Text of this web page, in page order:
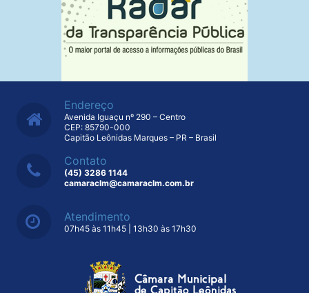
Endereço
Avenida Iguaçu nº 290 – Centro
CEP: 85790-000
Capitão Leônidas Marques – PR – Brasil
Contato
(45) 3286 1144
camaraclm@camaraclm.com.br
Atendimento
07h45 às 11h45 | 13h30 às 17h30